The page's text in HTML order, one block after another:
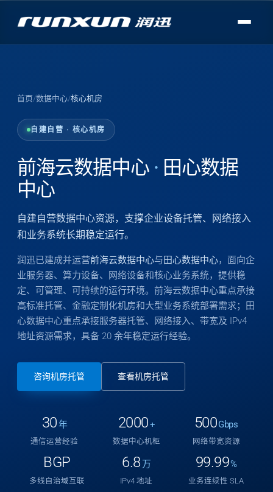
首页/数据中心/核心机房
自建自营 · 核心机房
前海云数据中心 · 田心数据
中心
自建自营数据中心资源，支撑企业设备托管、网络接入
和业务系统长期稳定运行。
润迅已建成并运营前海云数据中心与田心数据中心，面向企
业服务器、算力设备、网络设备和核心业务系统，提供稳
定、可管理、可持续的运行环境。前海云数据中心重点承接
高标准托管、金融定制化机房和大型业务系统部署需求；田
心数据中心重点承接服务器托管、网络接入、带宽及 IPv4
地址资源需求，具备 20 余年稳定运行经验。
咨询机房托管 查看机房托管
30年
通信运营经验
2000+
数据中心机柜
500Gbps
网络带宽资源
BGP
多线自治域互联
6.8 万
IPv4 地址
99.99%
业务连续性 SLA